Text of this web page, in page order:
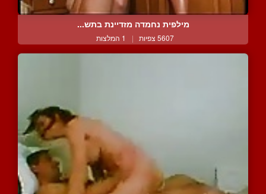
מילפית נחמדה מזדיינת בתש...
5607 צפיות | 1 המלצות